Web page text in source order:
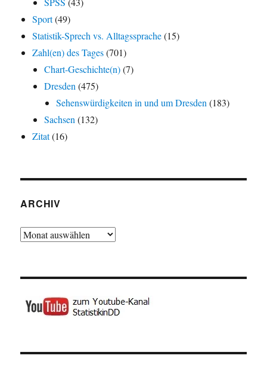
Sport(49)
Statistik-Sprech vs. Alltagssprache(15)
Zahl(en) des Tages(701)
Chart-Geschichte(n)(7)
Dresden (475)
Sehenswürdigkeiten in und um Dresden (183)
Sachsen (132)
Zitat(16)
ARCHIV
Archiv